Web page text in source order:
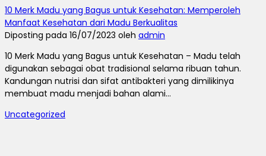
10 Merk Madu yang Bagus untuk Kesehatan: Memperoleh
Manfaat Kesehatan dari Madu Berkualitas
Diposting pada 16/07/2023 oleh admin
10 Merk Madu yang Bagus untuk Kesehatan – Madu telah
digunakan sebagai obat tradisional selama ribuan tahun.
Kandungan nutrisi dan sifat antibakteri yang dimilikinya
membuat madu menjadi bahan alami...
Uncategorized